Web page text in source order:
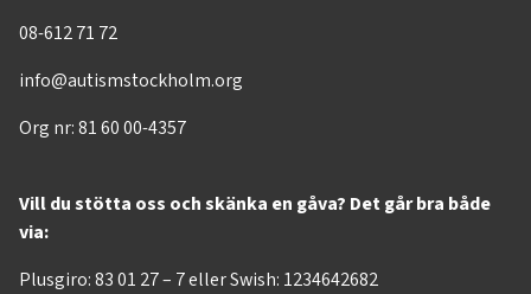
08-612 71 72
info@autismstockholm.org
Org nr: 81 60 00-4357
Vill du stötta oss och skänka en gåva? Det går bra både
via:
Plusgiro: 83 01 27 – 7 eller Swish: 1234642682